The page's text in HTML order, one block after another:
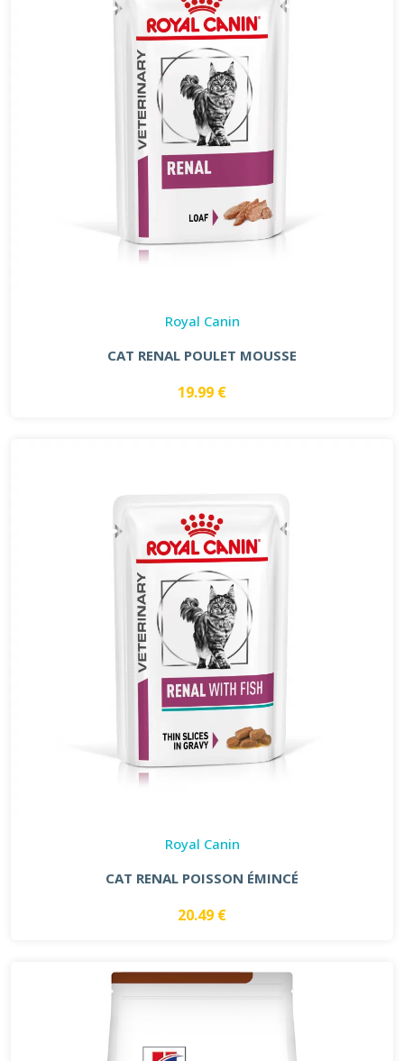
Royal Canin
CAT RENAL POULET MOUSSE
19.99 €
Royal Canin
CAT RENAL POISSON ÉMINCÉ
20.49 €